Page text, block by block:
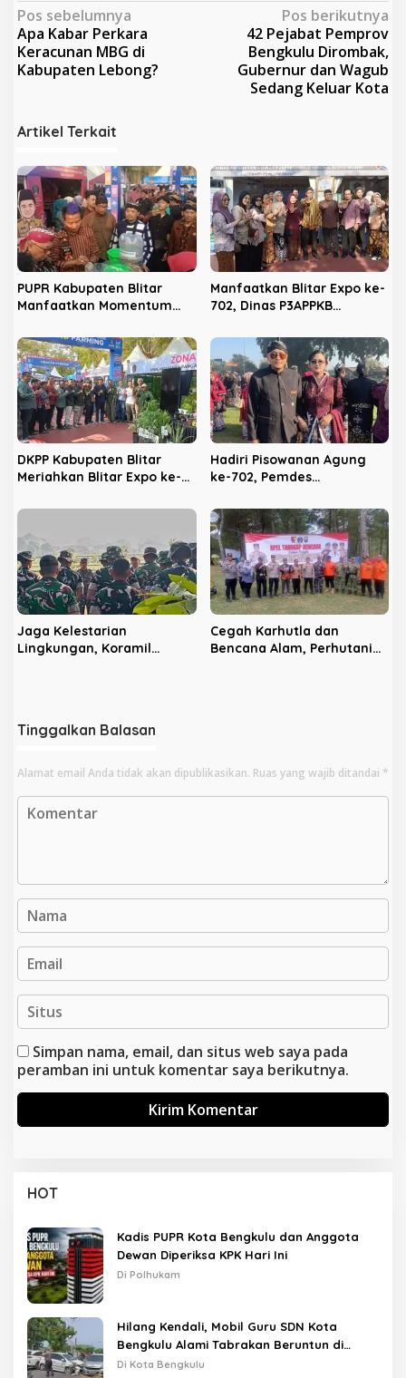
N
a
v
g
a
s
i
p
o
s
Pos sebelumnya
Apa Kabar Perkara
Keracunan MBG di
Kabupaten Lebong?
Pos berikutnya
42 Pejabat Pemprov
Bengkulu Dirombak,
Gubernur dan Wagub
Sedang Keluar Kota
Artikel Terkait
PUPR Kabupaten Blitar
Manfaatkan Momentum
Dekatkan Pelayanan Publik
Manfaatkan Blitar Expo ke-
702, Dinas P3APPKB
dan Pencegahan
Kekerasan Anak
DKPP Kabupaten Blitar
Meriahkan Blitar Expo ke-
Pertanian Modern dan
Hadiri Pisowanan Agung
ke-702, Pemdes
Ajang Silaturahmi dan
‘Ngasuh Kawruh’
Jaga Kelestarian
Lingkungan, Koramil
Cegah Karhutla dan
Bencana Alam, Perhutani
Tinggalkan Balasan
Alamat email Anda tidak akan dipublikasikan. Ruas yang wajib ditandai *
Simpan nama, email, dan situs web saya pada
peramban ini untuk komentar saya berikutnya.
HOT
Kadis PUPR Kota Bengkulu dan Anggota
Dewan Diperiksa KPK Hari Ini
Di Polhukam
Hilang Kendali, Mobil Guru SDN Kota
Bengkulu Alami Tabrakan Beruntun di
Lampu Merah
Di Kota Bengkulu